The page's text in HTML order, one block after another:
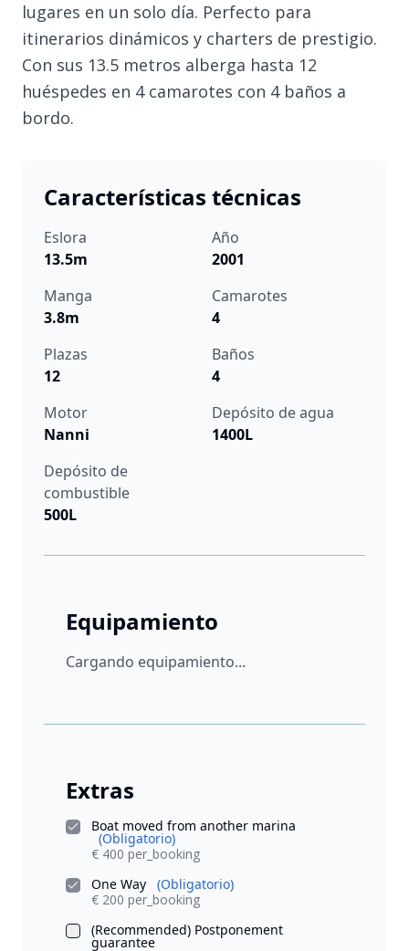
lugares en un solo día. Perfecto para
itinerarios dinámicos y charters de prestigio.
Con sus 13.5 metros alberga hasta 12
huéspedes en 4 camarotes con 4 baños a
bordo.
Características técnicas
Eslora
13.5m
Año
2001
Manga
3.8m
Camarotes
4
Plazas
12
Baños
4
Motor
Nanni
Depósito de agua
1400L
Depósito de
combustible
500L
Equipamiento
Cargando equipamiento...
Extras
Boat moved from another marina
(Obligatorio)
€ 400 per_booking
One Way
(Obligatorio)
€ 200 per_booking
(Recommended) Postponement
guarantee